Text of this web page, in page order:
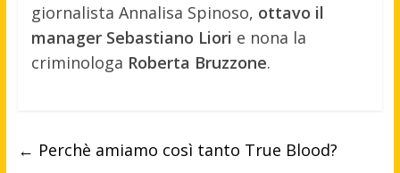
giornalista Annalisa Spinoso, ottavo il
manager Sebastiano Liori e nona la
criminologa Roberta Bruzzone.
← Perchè amiamo così tanto True Blood?